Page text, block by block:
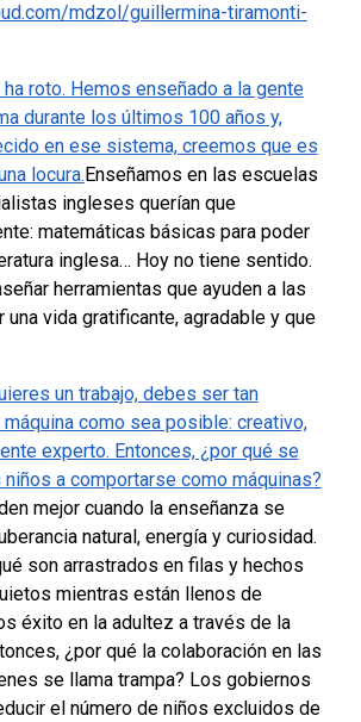
mdzol/guillermina-tiramonti-
roto. Hemos enseñado a la gente
durante los últimos 100 años y,
en ese sistema, creemos que es
locura.Enseñamos en las escuelas
ingleses querían que
matemáticas básicas para poder
inglesa… Hoy no tiene sentido.
herramientas que ayuden a las
una vida gratificante, agradable y que
un trabajo, debes ser tan
como sea posible: creativo,
experto. Entonces, ¿por qué se
a comportarse como máquinas?
mejor cuando la enseñanza se
natural, energía y curiosidad.
son arrastrados en filas y hechos
mientras están llenos de
éxito en la adultez a través de la
¿por qué la colaboración en las
se llama trampa? Los gobiernos
el número de niños excluidos de